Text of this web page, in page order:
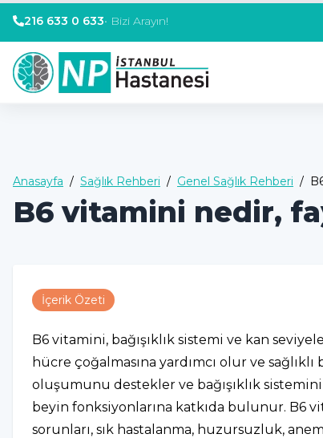
216 633 0 633• Bizi Arayın!
Anasayfa / Sağlık Rehberi / Genel Sağlık Rehberi /
B6 vitamini nedir,
İçerik Özeti
B6 vitamini, bağışıklık sistemi ve kan
hücre çoğalmasına yardımcı olur ve
oluşumunu destekler ve bağışıklık sistemini
beyin fonksiyonlarına katkıda bulunur. B6
sorunları, sık hastalanma, huzursuzluk,